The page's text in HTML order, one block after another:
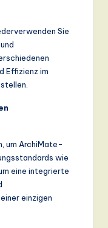
Sie
Effizienz im
um ArchiMate-
wie
eine integrierte
einzigen